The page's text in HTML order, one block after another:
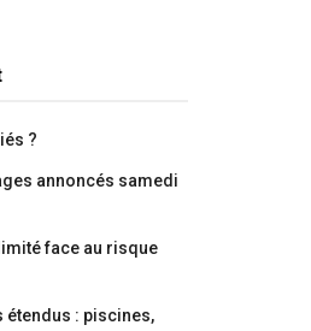
?
annoncés samedi
face au risque
étendus : piscines,